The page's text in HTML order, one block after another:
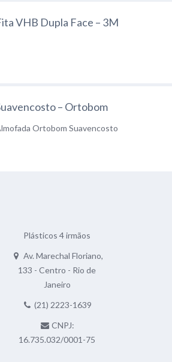
VHB Dupla Face – 3M
– Ortobom
Ortobom Suavencosto
Plásticos 4 irmãos
Av. Marechal Floriano,
133 - Centro - Rio de
Janeiro
(21) 2223-1639
CNPJ:
16.735.032/0001-75